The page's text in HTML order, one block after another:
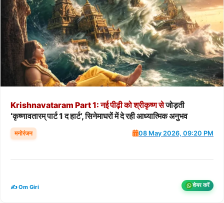
Krishnavataram Part1: नईपीढ़ीकोश्रीकृष्णसेजोड़ती
‘कृष्णावतारम् पार्ट 1 द हार्ट’, सिनेमाघरों में दे रही आध्यात्मिक अनुभव
मनोरंजन 08 May 2026, 09:20 PM
✍️ Om Giri शेयर करें